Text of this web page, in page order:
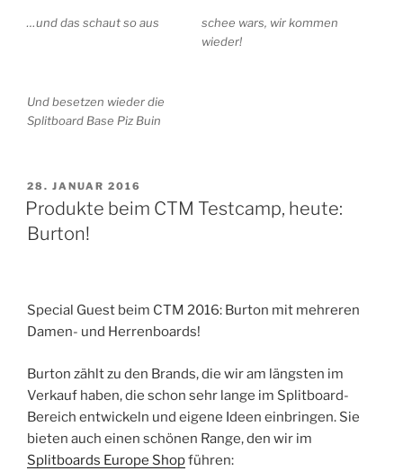
…und das schaut so aus
schee wars, wir kommen
wieder!
Und besetzen wieder die
Splitboard Base Piz Buin
VERÖFFENTLICHT
AM
28. JANUAR 2016
Produkte beim CTM Testcamp, heute:
Burton!
Special Guest beim CTM 2016: Burton mit mehreren
Damen- und Herrenboards!
Burton zählt zu den Brands, die wir am längsten im
Verkauf haben, die schon sehr lange im Splitboard-
Bereich entwickeln und eigene Ideen einbringen. Sie
bieten auch einen schönen Range, den wir im
Splitboards Europe Shopführen: